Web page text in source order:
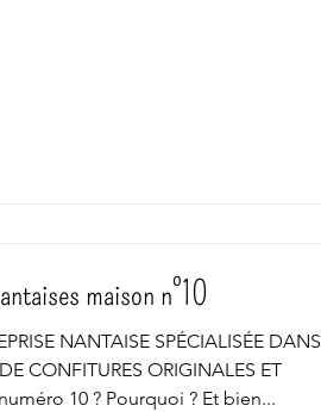
maison n°10
NANTAISE SPÉCIALISÉE DANS
CONFITURES ORIGINALES ET
10 ? Pourquoi ? Et bien...